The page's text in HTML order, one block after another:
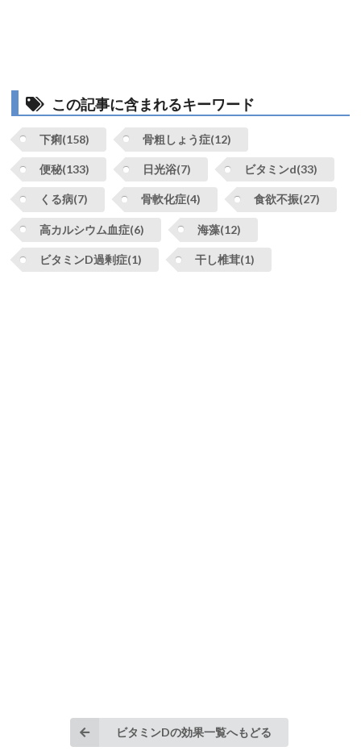
この記事に含まれるキーワード
下痢(158) 骨粗しょう症(12)
便秘(133) 日光浴(7) ビタミンd(33)
くる病(7) 骨軟化症(4) 食欲不振(27)
高カルシウム血症(6) 海藻(12)
ビタミンD過剰症(1) 干し椎茸(1)
ビタミンDの効果一覧へもどる